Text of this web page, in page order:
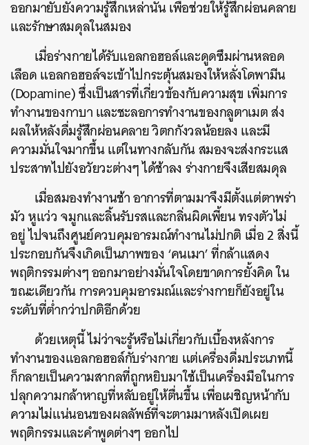
ออกมายับยั้งความรู้สึกเหล่านั้น เพื่อช่วยให้รู้สึกผ่อนคลาย
และรักษาสมดุลในสมอง
เมื่อร่างกายได้รับแอลกอฮอล์และดูดซึมผ่านหลอด
เลือด แอลกอฮอล์จะเข้าไปกระตุ้นสมองให้หลั่งโดพามีน
(Dopamine) ซึ่งเป็นสารที่เกี่ยวข้องกับความสุข เพิ่มการ
ทำงานของกาบา และชะลอการทำงานของกลูตาเมต ส่ง
ผลให้หลังดื่มรู้สึกผ่อนคลาย วิตกกังวลน้อยลง และมี
ความมั่นใจมากขึ้น แต่ในทางกลับกัน สมองจะส่งกระแส
ประสาทไปยังอวัยวะต่างๆ ได้ช้าลง ร่างกายจึงเสียสมดุล
เมื่อสมองทำงานช้า อาการที่ตามมาจึงมีตั้งแต่ตาพร่า
มัว หูแว่ว จมูกและลิ้นรับรสและกลิ่นผิดเพี้ยน ทรงตัวไม่
อยู่ ไปจนถึงศูนย์ควบคุมอารมณ์ทำงานไม่ปกติ เมื่อ 2 สิ่งนี้
ประกอบกันจึงเกิดเป็นภาพของ ‘คนเมา’ ที่กล้าแสดง
พฤติกรรมต่างๆ ออกมาอย่างมั่นใจโดยขาดการยั้งคิด ใน
ขณะเดียวกัน การควบคุมอารมณ์และร่างกายก็ยังอยู่ใน
ระดับที่ต่ำกว่าปกติอีกด้วย
ด้วยเหตุนี้ ไม่ว่าจะรู้หรือไม่เกี่ยวกับเบื้องหลังการ
ทำงานของแอลกอฮอล์กับร่างกาย แต่เครื่องดื่มประเภทนี้
ก็กลายเป็นความสากลที่ถูกหยิบมาใช้เป็นเครื่องมือในการ
ปลุกความกล้าหาญที่หลับอยู่ให้ตื่นขึ้น เพื่อเผชิญหน้ากับ
ความไม่แน่นอนของผลลัพธ์ที่จะตามมาหลังเปิดเผย
พฤติกรรมและคำพูดต่างๆ ออกไป